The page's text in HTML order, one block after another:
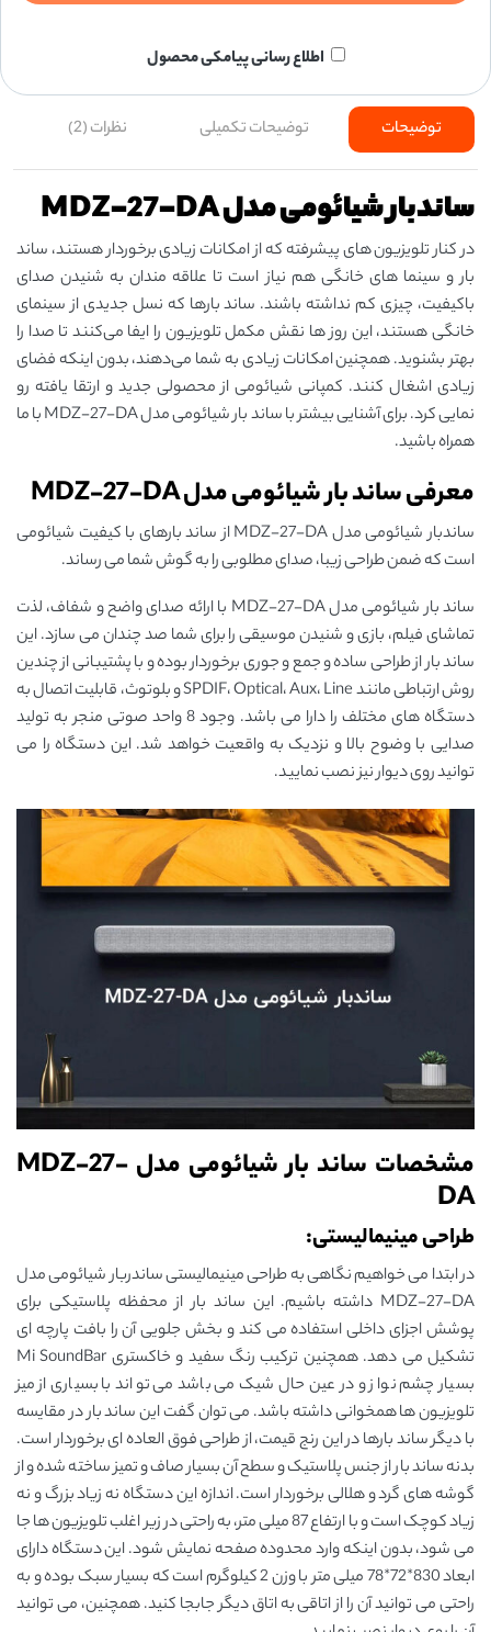
اطلاع رسانی پیامکی محصول
توضیحات توضیحات تکمیلی نظرات (2)
ساندبار شیائومی مدل MDZ-27-DA
در کنار تلویزیون‌ های پیشرفته که از امکانات زیادی برخوردار هستند، ساند
بار و سینما های خانگی هم نیاز است تا علاقه ‌مندان به شنیدن صدای
باکیفیت، چیزی کم نداشته باشند. ساند بارها که نسل جدیدی از سینمای
خانگی هستند، این روز ها نقش مکمل تلویزیون را ایفا می‌کنند تا صدا را
بهتر بشنوید. همچنین امکانات زیادی به شما می‌دهند، بدون اینکه فضای
زیادی اشغال کنند. کمپانی شیائومی از محصولی جدید و ارتقا یافته رو
نمایی کرد. برای آشنایی بیشتر با ساند بار شیائومی مدل MDZ-27-DA با ما
همراه باشید.
معرفی ساند بار شیائومی مدل MDZ-27-DA
ساندبار شیائومی مدل MDZ-27-DA از ساند بارهای با کیفیت شیائومی
است که ضمن طراحی زیبا، صدای مطلوبی را به گوش شما می ‌رساند.
ساند بار شیائومی مدل MDZ-27-DA با ارائه صدای واضح و شفاف، لذت
تماشای فیلم، بازی و شنیدن موسیقی را برای شما صد چندان می سازد. این
ساند بار از طراحی ساده و جمع و جوری برخوردار بوده و با پشتیبانی از چندین
روش ارتباطی مانند SPDIF، Optical، Aux، Line و بلوتوث، قابلیت اتصال به
دستگاه های مختلف را دارا می باشد. وجود 8 واحد صوتی منجر به تولید
صدایی با وضوح بالا و نزدیک به واقعیت خواهد شد. این دستگاه را می
توانید روی دیوار نیز نصب نمایید.
مشخصات ساند بار شیائومی مدل MDZ-27-
DA
طراحی مینیمالیستی:
در ابتدا می خواهیم نگاهی به طراحی مینیمالیستی ساندربار شیائومی مدل
MDZ-27-DA داشته باشیم. این ساند بار از محفظه پلاستیکی برای
پوشش اجزای داخلی استفاده می کند و بخش جلویی آن را بافت پارچه ای
تشکیل می دهد. همچنین ترکیب رنگ سفید و خاکستری Mi SoundBar
بسیار چشم نواز و در عین حال شیک می باشد می تواند با بسیاری از میز
تلویزیون ها همخوانی داشته باشد. می توان گفت این ساند بار در مقایسه
با دیگر ساند بارها در این رنج قیمت، از طراحی فوق العاده ای برخوردار است.
بدنه ساند بار از جنس پلاستیک و سطح آن بسیار صاف و تمیز ساخته شده و از
گوشه های گرد و هلالی برخوردار است. اندازه این دستگاه نه زیاد بزرگ و نه
زیاد کوچک است و با ارتفاع 87 میلی متر، به راحتی در زیر اغلب تلویزیون ها جا
می شود، بدون اینکه وارد محدوده صفحه نمایش شود. این دستگاه دارای
ابعاد 830*72*78 میلی متر با وزن 2 کیلوگرم است که بسیار سبک بوده و به
راحتی می توانید آن را از اتاقی به اتاق دیگر جابجا کنید. همچنین، می توانید